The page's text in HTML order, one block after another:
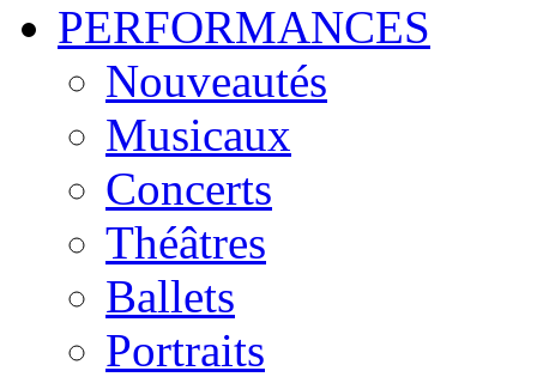
PERFORMANCES
Nouveautés
Musicaux
Concerts
Théâtres
Ballets
Portraits